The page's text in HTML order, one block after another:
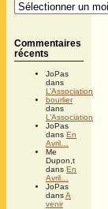
Commentaires
récents
JoPas
dans
L’Association
bourlier
dans
L’Association
JoPas
dans En
Avril…
Me
Dupon,t
dans En
Avril…
JoPas
dansA
venir